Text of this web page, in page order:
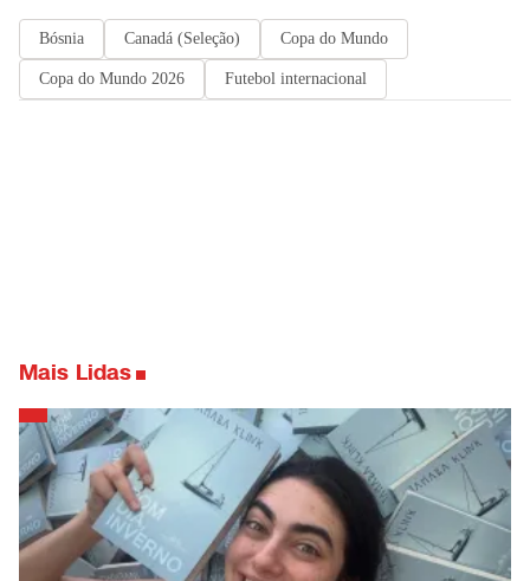
Bósnia Canadá (Seleção) Copa do Mundo
Copa do Mundo 2026 Futebol internacional
Mais Lidas